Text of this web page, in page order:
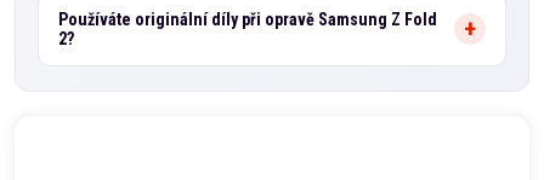
Používáte originální díly při opravě Samsung Z Fold
2?